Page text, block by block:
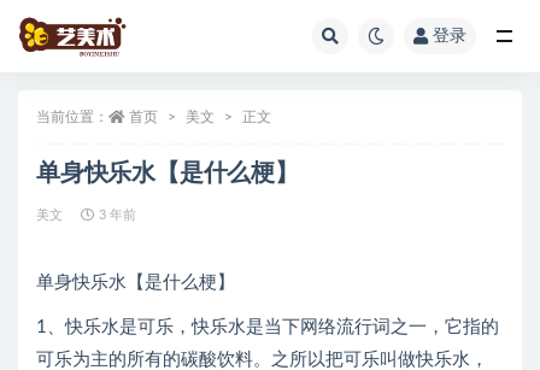
登录
当前位置： 首页 美文 正文
单身快乐水【是什么梗】
美文 3 年前
单身快乐水【是什么梗】
1、快乐水是可乐，快乐水是当下网络流行词之一，它指的
可乐为主的所有的碳酸饮料。之所以把可乐叫做快乐水，